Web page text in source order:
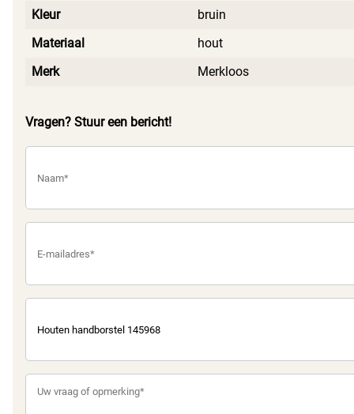
Kleur
bruin
Materiaal
hout
Merk
Merkloos
Vragen? Stuur een bericht!